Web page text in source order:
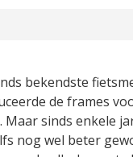
bekendste
de frames
sinds enkele
nog wel beter